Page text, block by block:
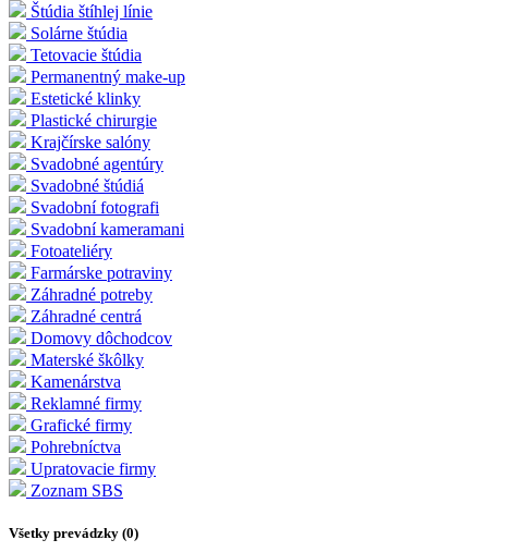
Štúdia štíhlej línie
Solárne štúdia
Tetovacie štúdia
Permanentný make-up
Estetické klinky
Plastické chirurgie
Krajčírske salóny
Svadobné agentúry
Svadobné štúdiá
Svadobní fotografi
Svadobní kameramani
Fotoateliéry
Farmárske potraviny
Záhradné potreby
Záhradné centrá
Domovy dôchodcov
Materské škôlky
Kamenárstva
Reklamné firmy
Grafické firmy
Pohrebníctva
Upratovacie firmy
Zoznam SBS
Všetky prevádzky (0)